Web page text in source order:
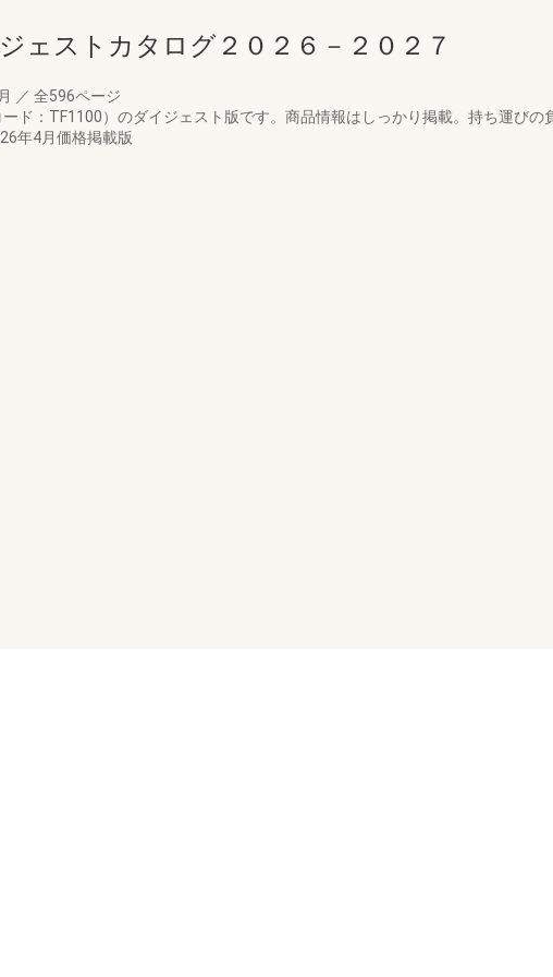
ェストカタログ２０２６－２０２７
／ 全596ページ
ド：TF1100）のダイジェスト版です。商品情報はしっかり掲載。持ち運びの
年4月価格掲載版